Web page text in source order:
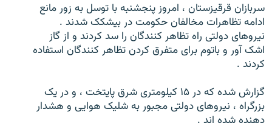
گزارش‌های ویدئویی
English
به ما بپیوندید
سربازان قرقيزستان ، امروز پنجشنبه با توسل به زور مانع
ادامه تظاهرات مخالفان حکومت در بيشکک شدند .
نيروهای دولتی راه تظاهر کنندگان را سد کردند و از گاز
اشک آور و باتوم برای متفرق کردن تظاهر کنندگان استفاده
کردند .
گزارش شده که در ۱۵ کيلومتری شرق پايتخت ، و در يک
بزرگراه ، نيروهای دولتی مجبور به شليک هوايی و هشدار
دهنده شده اند .